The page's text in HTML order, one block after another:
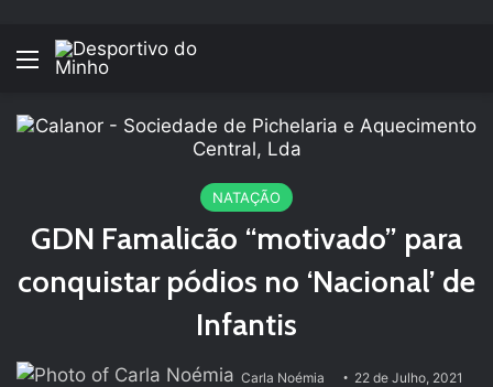
Menu
NATAÇÃO
GDN Famalicão “motivado” para
conquistar pódios no ‘Nacional’ de
Infantis
Carla Noémia 22 de Julho, 2021